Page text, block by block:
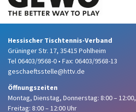
Hessischer Tischtennis-Verband
Grüninger Str. 17, 35415 Pohlheim
Tel 06403/9568-0 • Fax: 06403/9568-13
geschaeftsstelle@httv.de
Öffnungszeiten
Montag, Dienstag, Donnerstag: 8:00 – 12:00,
Freitag: 8:00 – 12:00 Uhr